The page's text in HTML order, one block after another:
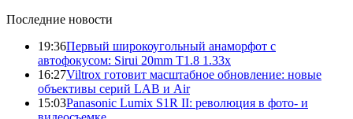
Последние новости
19:36Первый широкоугольный анаморфот с
автофокусом: Sirui 20mm T1.8 1.33x
16:27Viltrox готовит масштабное обновление: новые
объективы серий LAB и Air
15:03Panasonic Lumix S1R II: революция в фото- и